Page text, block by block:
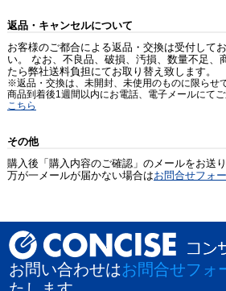
返品・キャンセルについて
お客様のご都合による返品・交換は受付して
い。 なお、不良品、破損、汚損、数量不足、
たら弊社送料負担にてお取り替え致します。
※返品・交換は、未開封、未使用のものに限らせ
商品到着後1週間以内にお電話、電子メールにて
こちら
その他
購入後「購入内容のご確認」のメールをお送り
万が一メールが届かない場合はお問合せフォ
お問い合わせはお問合せフォ